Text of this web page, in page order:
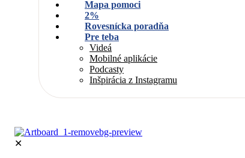
Mapa pomoci
2%
Rovesnícka poradňa
Pre teba
Videá
Mobilné aplikácie
Podcasty
Inšpirácia z Instagramu
✕